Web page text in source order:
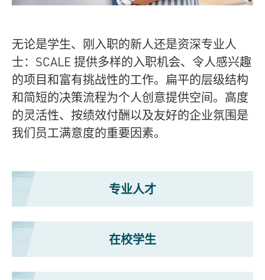
无论是学生、刚入职的新人还是资深专业人
士：SCALE 提供多样的入职机会、令人感兴趣
的项目和富有挑战性的工作。扁平的层级结构
和简短的决策流程为个人创意提供空间。高度
的灵活性、按绩效付酬以及友好的企业氛围是
我们员工满意度的重要因素。
专业人才
在校学生